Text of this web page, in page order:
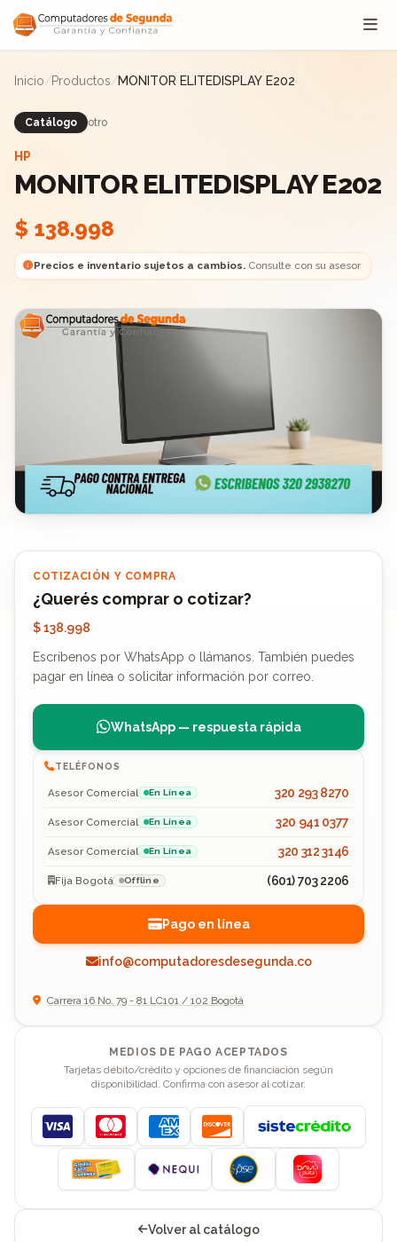
Saltar al contenido
Inicio/Productos/MONITOR ELITEDISPLAY E202
Catálogo otro
HP
MONITOR ELITEDISPLAY E202
$ 138.998
Precios e inventario sujetos a cambios.Consulte con su asesor
COTIZACIÓN Y COMPRA
¿Querés comprar o cotizar?
$ 138.998
Escríbenos por WhatsApp o llámanos. También puedes
pagar en línea o solicitar información por correo.
WhatsApp — respuesta rápida
TELÉFONOS
Asesor Comercial En Línea 320 293 8270
Asesor Comercial En Línea 320 941 0377
Asesor Comercial En Línea 320 312 3146
Fija Bogotá Offline (601) 703 2206
Pago en línea
info@computadoresdesegunda.co
Carrera 16 No. 79 - 81 LC101 / 102 Bogotá
MEDIOS DE PAGO ACEPTADOS
Tarjetas débito/crédito y opciones de financiación según
disponibilidad. Confirma con asesor al cotizar.
Visa MastercardAmerican Express
Discover
Volver al catálogo